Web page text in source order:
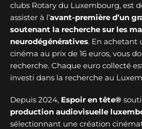
clubs Rotary du Luxembourg, est
assister à l’avant-première d’un
soutenant la recherche sur les
neurodégénératives. En achetant
cinéma au prix de 16 euros, vous
recherche. Chaque euro collecté
investi dans la recherche au
Depuis 2024, Espoir en tête®
production audiovisuelle
sélectionnant une création